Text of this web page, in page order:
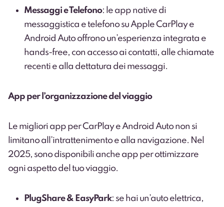
Messaggi e Telefono: le app native di
messaggistica e telefono su Apple CarPlay e
Android Auto offrono un’esperienza integrata e
hands-free, con accesso ai contatti, alle chiamate
recenti e alla dettatura dei messaggi.
App per l’organizzazione del viaggio
Le migliori app per CarPlay e Android Auto non si
limitano all’intrattenimento e alla navigazione. Nel
2025, sono disponibili anche app per ottimizzare
ogni aspetto del tuo viaggio.
PlugShare & EasyPark: se hai un’auto elettrica,